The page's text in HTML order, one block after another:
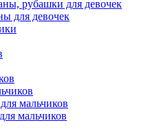
рубашки для девочек
для девочек
мальчиков
мальчиков